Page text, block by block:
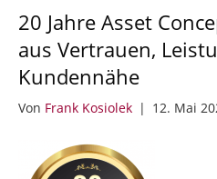
20 Jahre Asset
aus Vertrauen,
Kundennähe
Von Frank Kosiolek | 12. Mai